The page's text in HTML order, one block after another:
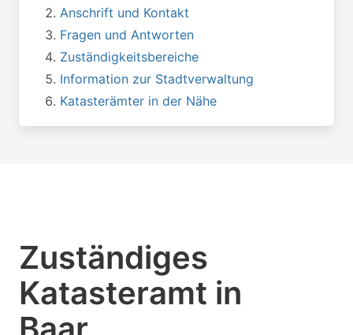
Anschrift und Kontakt
Fragen und Antworten
Zuständigkeitsbereiche
Information zur Stadtverwaltung
Katasterämter in der Nähe
Zuständiges
Katasteramt in